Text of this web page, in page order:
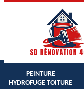
PEINTURE
HYDROFUGE TOITURE